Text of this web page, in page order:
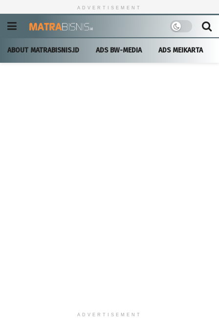
ADVERTISEMENT
ABOUT MATRABISNIS.ID ADS BW-MEDIA ADS MEIKARTA
ADVERTISEMENT